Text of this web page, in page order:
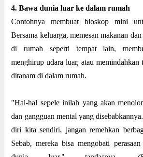
4. Bawa dunia luar ke dalam rumah
Contohnya membuat bioskop mini
Bersama keluarga, memesan makanan
di rumah seperti tempat lain,
menghirup udara luar, atau memindahkan
ditanam di dalam rumah.
"Hal-hal sepele inilah yang akan
dan gangguan mental yang
diri kita sendiri, jangan remehkan
Sebab, mereka bisa mengobati